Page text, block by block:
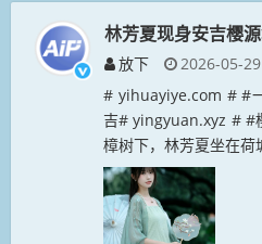
林芳夏现身安吉樱源
放下
2026-05-29
# yihuayiye.com # #
吉# yingyuan.xyz # #
樟树下，林芳夏坐在
服，与自然景致相映成